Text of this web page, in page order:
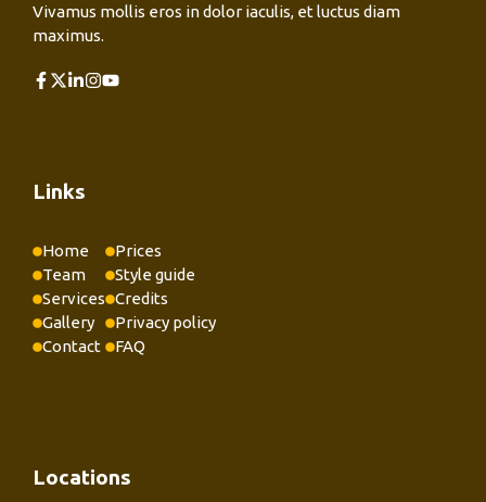
Vivamus mollis eros in dolor iaculis, et luctus diam
maximus.
Links
Home
Team
Services
Gallery
Contact
Prices
Style guide
Credits
Privacy policy
FAQ
Locations